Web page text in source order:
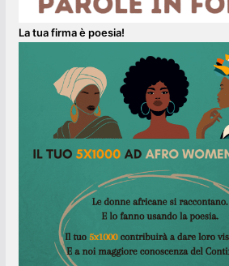
La tua firma è poesia!